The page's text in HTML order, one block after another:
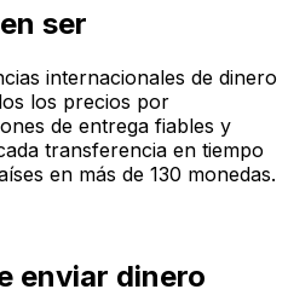
ser
internacionales de dinero
los precios por
de entrega fiables y
transferencia en tiempo
en más de 130 monedas.
enviar dinero